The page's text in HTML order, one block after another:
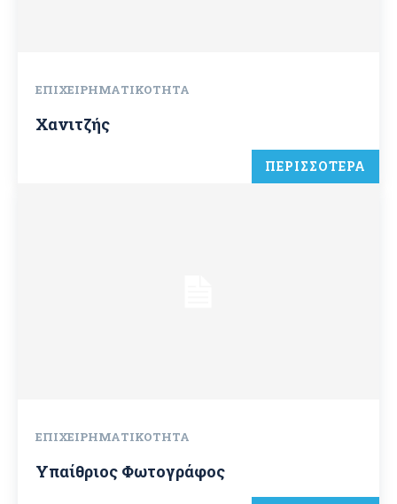
ΕΠΙΧΕΙΡΗΜΑΤΙΚΌΤΗΤΑ
Χανιτζής
ΠΕΡΙΣΣΟΤΕΡΑ
ΕΠΙΧΕΙΡΗΜΑΤΙΚΌΤΗΤΑ
Υπαίθριος Φωτογράφος